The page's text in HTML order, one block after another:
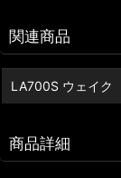
関連商品
LA700S ウェイク
商品詳細